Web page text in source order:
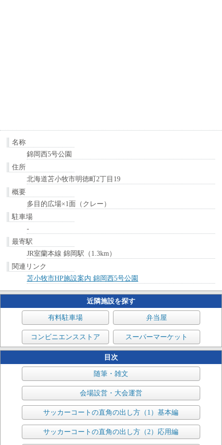
名称
錦岡西5号公園
住所
北海道苫小牧市明徳町2丁目19
概要
多目的広場×1面（クレー）
駐車場
-
最寄駅
JR室蘭本線 錦岡駅（1.3km）
関連リンク
苫小牧市HP施設案内 錦岡西5号公園
近隣施設を探す
有料駐車場 弁当屋
コンビニエンスストア スーパーマーケット
目次
随筆・雑文
会場設営・大会運営
サッカーコートの直角の出し方（1）基本編
サッカーコートの直角の出し方（2）応用編